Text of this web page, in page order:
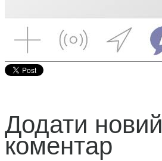
Додати новий
коментар